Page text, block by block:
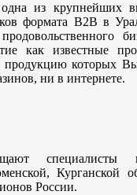
из крупнейших
формата В2В в
как известные
которых
ни в интернете.
специалисты
Курганской
России.